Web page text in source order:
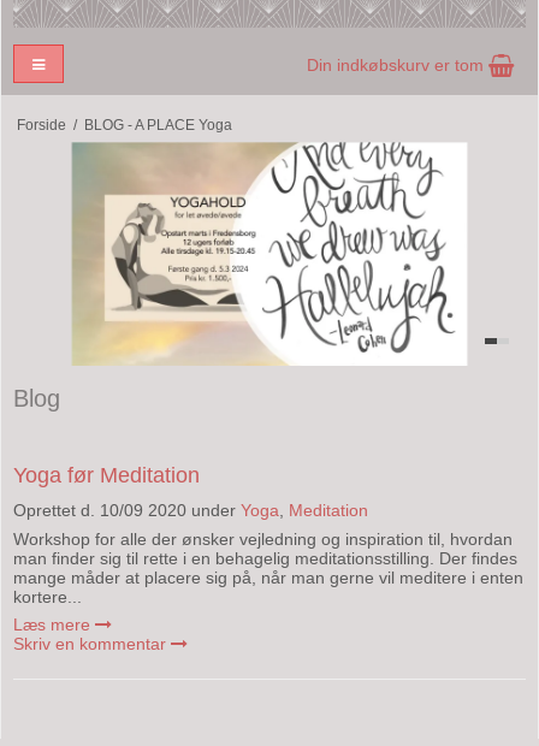
Din indkøbskurv er tom
Forside / BLOG - A PLACE Yoga
Blog
Yoga før Meditation
Oprettet d. 10/09 2020 under Yoga, Meditation
Workshop for alle der ønsker vejledning og inspiration til, hvordan
man finder sig til rette i en behagelig meditationsstilling. Der findes
mange måder at placere sig på, når man gerne vil meditere i enten
kortere...
Læs mere
Skriv en kommentar